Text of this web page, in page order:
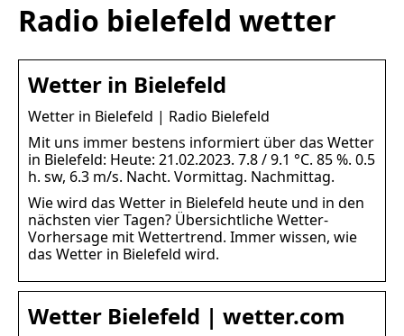
Radio bielefeld wetter
Wetter in Bielefeld
Wetter in Bielefeld | Radio Bielefeld
Mit uns immer bestens informiert über das Wetter
in Bielefeld: Heute: 21.02.2023. 7.8 / 9.1 °C. 85 %. 0.5
h. sw, 6.3 m/s. Nacht. Vormittag. Nachmittag.
Wie wird das Wetter in Bielefeld heute und in den
nächsten vier Tagen? Übersichtliche Wetter-
Vorhersage mit Wettertrend. Immer wissen, wie
das Wetter in Bielefeld wird.
Wetter Bielefeld | wetter.com